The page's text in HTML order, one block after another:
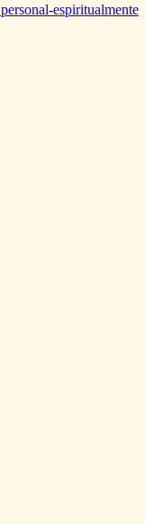
personal-espiritualmente